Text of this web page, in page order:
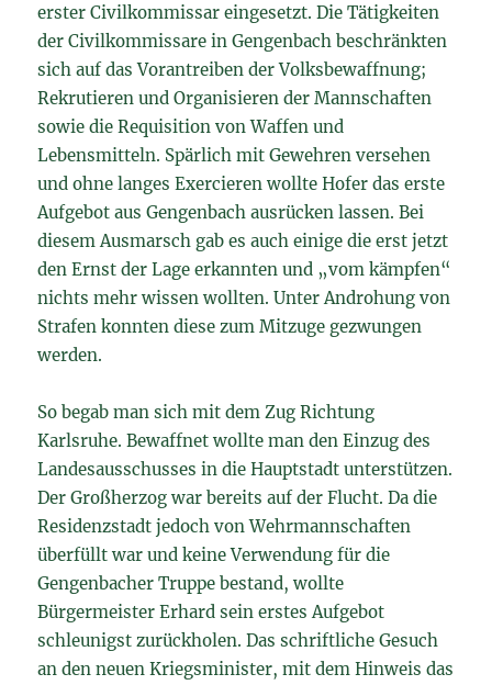
erster Civilkommissar eingesetzt. Die Tätigkeiten
der Civilkommissare in Gengenbach beschränkten
sich auf das Vorantreiben der Volksbewaffnung;
Rekrutieren und Organisieren der Mannschaften
sowie die Requisition von Waffen und
Lebensmitteln. Spärlich mit Gewehren versehen
und ohne langes Exercieren wollte Hofer das erste
Aufgebot aus Gengenbach ausrücken lassen. Bei
diesem Ausmarsch gab es auch einige die erst jetzt
den Ernst der Lage erkannten und „vom kämpfen“
nichts mehr wissen wollten. Unter Androhung von
Strafen konnten diese zum Mitzuge gezwungen
werden.
So begab man sich mit dem Zug Richtung
Karlsruhe. Bewaffnet wollte man den Einzug des
Landesausschusses in die Hauptstadt unterstützen.
Der Großherzog war bereits auf der Flucht. Da die
Residenzstadt jedoch von Wehrmannschaften
überfüllt war und keine Verwendung für die
Gengenbacher Truppe bestand, wollte
Bürgermeister Erhard sein erstes Aufgebot
schleunigst zurückholen. Das schriftliche Gesuch
an den neuen Kriegsminister, mit dem Hinweis das